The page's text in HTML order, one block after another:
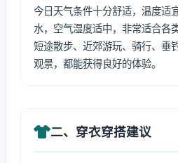
今日天气条件十分舒适，温度适
水，空气湿度适中，非常适合各
短途散步、近郊游玩、骑行、垂
观景，都能获得良好的体验。
二、穿衣穿搭建议